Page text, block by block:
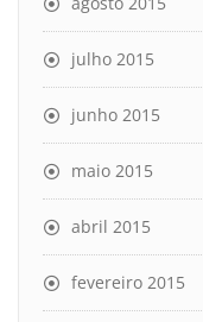
julho 2015
junho 2015
maio 2015
abril 2015
fevereiro 2015